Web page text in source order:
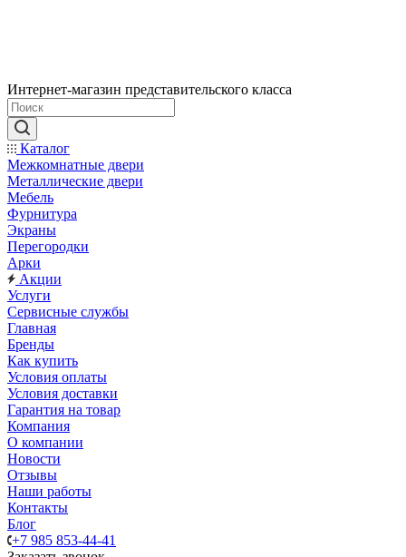
Интернет-магазин представительского класса
Каталог
Межкомнатные двери
Металлические двери
Мебель
Фурнитура
Экраны
Перегородки
Арки
Акции
Услуги
Сервисные службы
Главная
Бренды
Как купить
Условия оплаты
Условия доставки
Гарантия на товар
Компания
О компании
Новости
Отзывы
Наши работы
Контакты
Блог
+7 985 853-44-41